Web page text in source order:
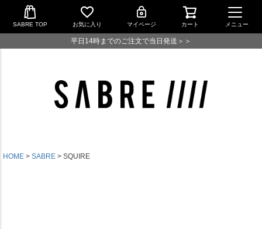
SABRE TOP お気に入り マイページ カート メニュー
平日14時までのご注文で当日発送＞＞
HOME SABRE SQUIRE